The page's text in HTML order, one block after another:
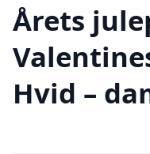
Årets
Hvid –